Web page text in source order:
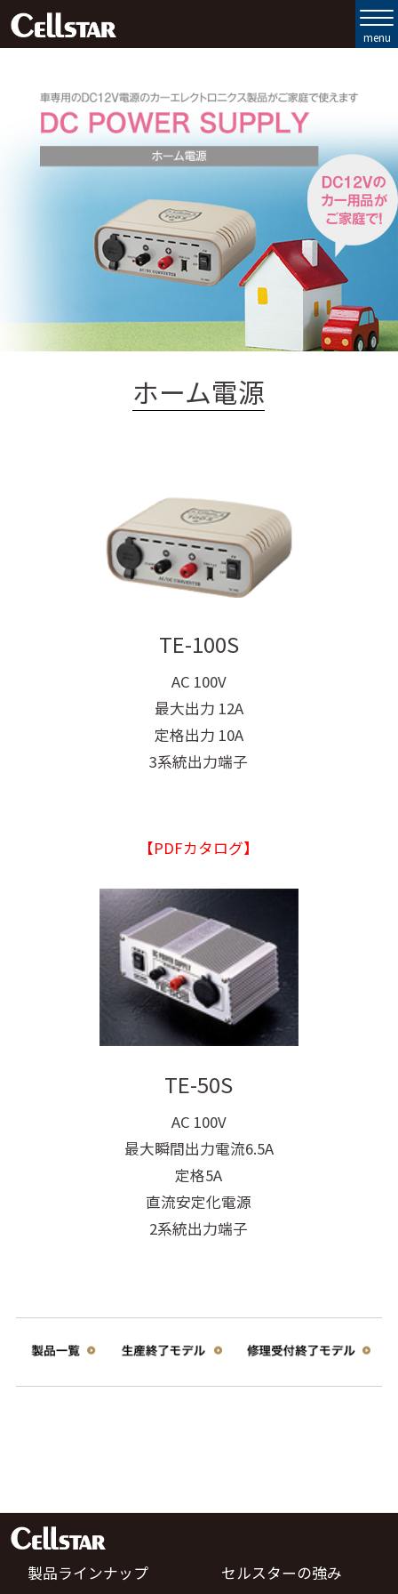
セルスターの強み
お客様サポート
お問い合わせ
Cellstar Direct
ホーム電源
TE-100S
AC 100V
最大出力 12A
定格出力 10A
3系統出力端子
【PDFカタログ】
TE-50S
AC 100V
最大瞬間出力電流6.5A
定格5A
直流安定化電源
2系統出力端子
製品ラインナップ
セルスターの強み